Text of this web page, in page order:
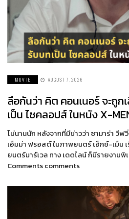
MOVIE AUGUST 7, 2026
ลือกันว่า คิต คอนเนอร์ จะถูก
เป็น ไซคลอปส์ ในหนัง X-
ไม่นานนัก หลังจากที่มีข่าวว่า ซามาร่า วีฟ
เอ็มม่า ฟรอสต์ ในภาพยนตร์ เอ็กซ์-เม็น
ยนตร์มาร์เวล ทาง เดดไลน์ ก็มีรายงาน
Comments comments